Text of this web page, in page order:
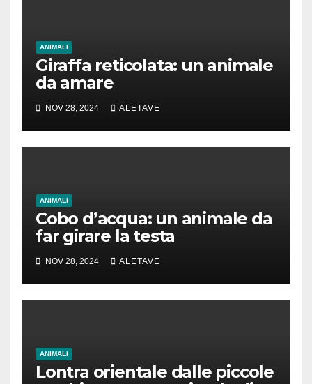
ANIMALI
Giraffa reticolata: un animale
da amare
NOV 28, 2024 ALETAVE
ANIMALI
Cobo d’acqua: un animale da
far girare la testa
NOV 28, 2024 ALETAVE
ANIMALI
Lontra orientale dalle piccole